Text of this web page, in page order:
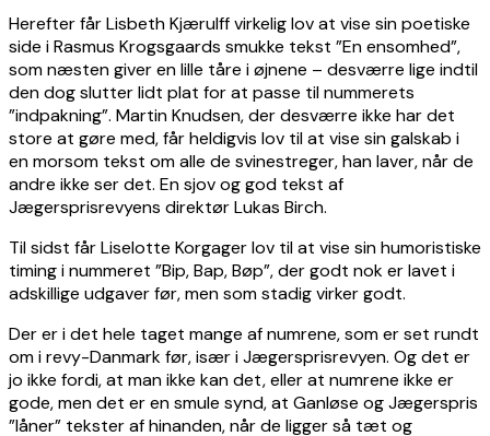
Herefter får Lisbeth Kjærulff virkelig lov at vise sin poetiske
side i Rasmus Krogsgaards smukke tekst ”En ensomhed”,
som næsten giver en lille tåre i øjnene – desværre lige indtil
den dog slutter lidt plat for at passe til nummerets
”indpakning”. Martin Knudsen, der desværre ikke har det
store at gøre med, får heldigvis lov til at vise sin galskab i
en morsom tekst om alle de svinestreger, han laver, når de
andre ikke ser det. En sjov og god tekst af
Jægersprisrevyens direktør Lukas Birch.
Til sidst får Liselotte Korgager lov til at vise sin humoristiske
timing i nummeret ”Bip, Bap, Bøp”, der godt nok er lavet i
adskillige udgaver før, men som stadig virker godt.
Der er i det hele taget mange af numrene, som er set rundt
om i revy-Danmark før, især i Jægersprisrevyen. Og det er
jo ikke fordi, at man ikke kan det, eller at numrene ikke er
gode, men det er en smule synd, at Ganløse og Jægerspris
”låner” tekster af hinanden, når de ligger så tæt og